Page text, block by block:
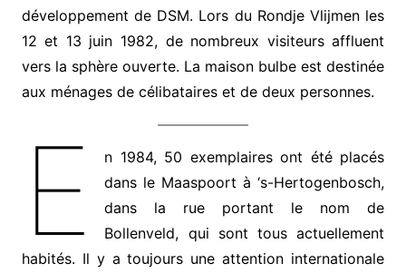
développement de DSM. Lors du Rondje Vlijmen les
12 et 13 juin 1982, de nombreux visiteurs affluent
vers la sphère ouverte. La maison bulbe est destinée
aux ménages de célibataires et de deux personnes.
E
n 1984, 50 exemplaires ont été placés
dans le Maaspoort à ‘s-Hertogenbosch,
dans la rue portant le nom de
Bollenveld, qui sont tous actuellement
habités. Il y a toujours une attention internationale